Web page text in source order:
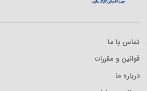
تماس با ما
قوانین و مقررات
درباره ما